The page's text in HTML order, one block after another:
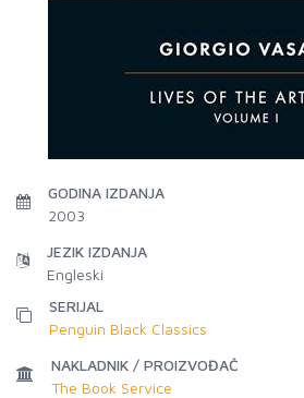
GODINA IZDANJA
2003
JEZIK IZDANJA
Engleski
SERIJAL
Penguin Black Classics
NAKLADNIK / PROIZVOĐAČ
The Book Service